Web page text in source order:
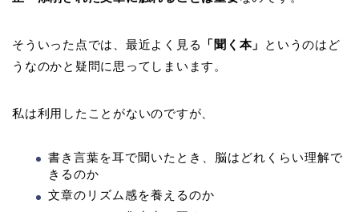
そういった点では、最近よく見る 「聞く本」
というのはど
うなのかと疑問に思ってしまいます。
私は利用したことがないのですが、
書き言葉を耳で聞いたとき、脳はどれくらい理解で
きるのか
文章のリズム感を養えるのか